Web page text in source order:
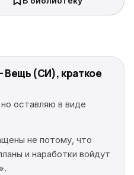
Вещь (СИ), краткое
оставляю в виде
не потому, что
и наработки войдут